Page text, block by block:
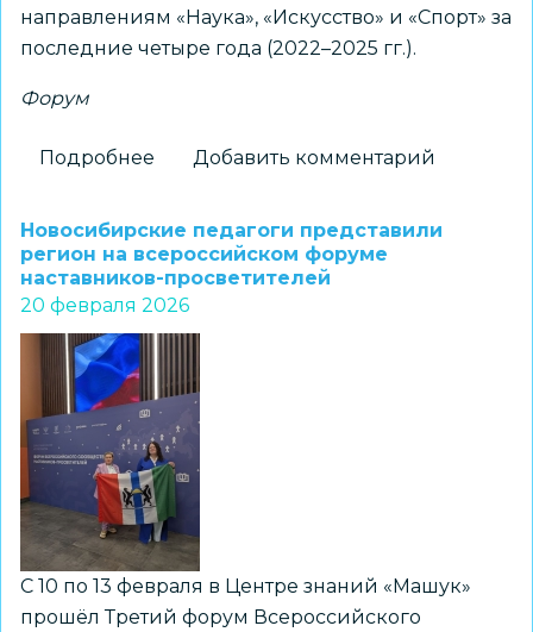
направлениям «Наука», «Искусство» и «Спорт» за
последние четыре года (2022–2025 гг.).
Форум
Подробнее
на
форум
«Школа
Лидера
Добавить комментарий
Новосибирские педагоги представили
регион на всероссийском форуме
наставников-просветителей
20 февраля 2026
С 10 по 13 февраля в Центре знаний «Машук»
прошёл Третий форум Всероссийского